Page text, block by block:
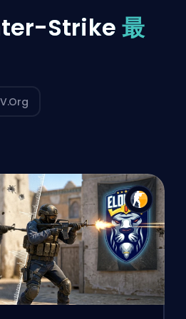
Strike 最